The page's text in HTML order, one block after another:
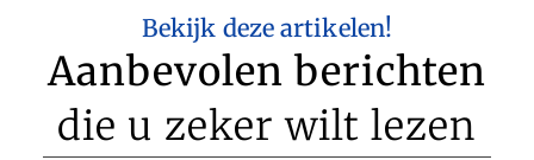
Bekijk deze artikelen!
Aanbevolen berichten
die u zeker wilt lezen